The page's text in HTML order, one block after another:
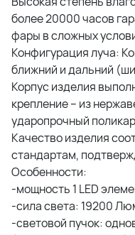
более 20000 часов
фары в сложных
Конфигурация луча:
ближний и дальний
Корпус изделия
крепление – из
ударопрочный
Качество изделия
стандартам,
Особенности:
-мощность 1 LED
-cила света: 19200
-световой пучок: